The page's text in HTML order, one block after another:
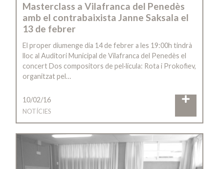
Masterclass a Vilafranca del Penedès
amb el contrabaixista Janne Saksala el
13 de febrer
El proper diumenge dia 14 de febrer a les 19:00h tindrà
lloc al Auditori Municipal de Vilafranca del Penedès el
concert Dos compositors de pel·lícula: Rota i Prokofiev,
organitzat pel…
10/02/16
NOTÍCIES